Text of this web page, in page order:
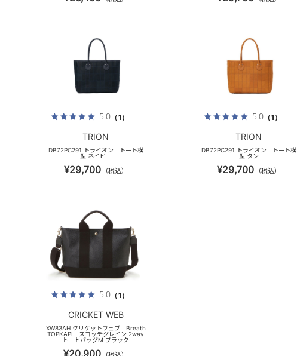
5.0（1）
TRION
DB72PC291 トライオン トート横
型 ネイビー
¥29,700 （税込）
5.0（1）
TRION
DB72PC291 トライオン トート横
型 タン
¥29,700 （税込）
5.0（1）
CRICKET WEB
XW83AH クリケットウェブ Breath
TOPKAPI スコッチグレイン 2way
トートバッグM ブラック
¥20,900